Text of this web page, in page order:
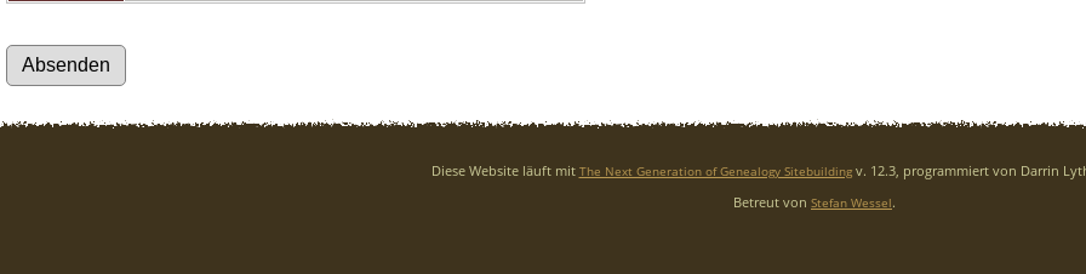
Diese Website läuft mit The Next Generation of Genealogy Sitebuildingv. 12.3, programmiert von Darrin
Betreut von Stefan Wessel.